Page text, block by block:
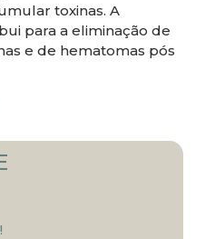
toxinas. A
para a eliminação de
e de hematomas pós